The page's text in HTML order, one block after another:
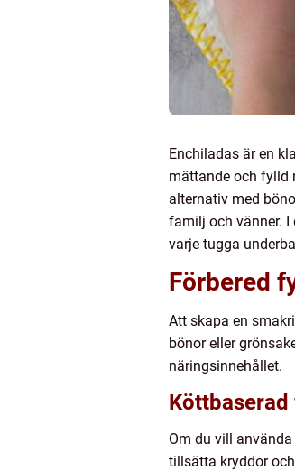
Enchiladas är en
mättande och fylld
alternativ med
familj och vänner. I
varje tugga
Förbered
Att skapa en
bönor eller
näringsinnehållet.
Om du vill
tillsätta kryddor